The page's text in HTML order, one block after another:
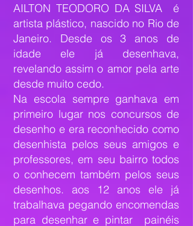
AILTON TEODORO DA SILVA
é
artista plástico, nascido no Rio de
Janeiro. Desde os 3 anos de
idade ele já desenhava,
revelando assim o amor pela arte
desde muito cedo.
Na escola sempre ganhava em
primeiro lugar nos concursos de
desenho e era reconhecido como
desenhista pelos seus amigos e
professores, em seu bairro todos
o conhecem também pelos seus
desenhos. aos 12 anos ele já
trabalhava pegando encomendas
para desenhar e pintar painéis